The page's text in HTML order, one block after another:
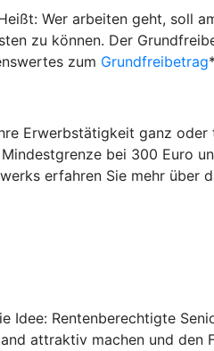
Wer arbeiten geht, soll
zu können. Der
zum Grundfreibetrag
Erwerbstätigkeit ganz
bei 300 Euro
erfahren Sie mehr über
Idee: Rentenberechtigte
attraktiv machen und den